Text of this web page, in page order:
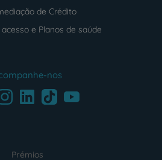
de Crédito
e Planos de saúde
nos
LinkedInTikTokYoutube
Prémios